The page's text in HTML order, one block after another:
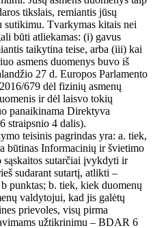
tikslais, remiantis jūsų
Tvarkymas kitais nei
būti atliekamas: (i) gavus
taikytina teise, arba (iii) kai
asmens duomenys buvo iš
27 d. Europos Parlamento
679 dėl fizinių asmenų
ir dėl laisvo tokių
panaikinama Direktyva
straipsnio 4 dalis).
teisinis pagrindas yra: a. tiek,
būtinas Informacinių ir švietimo
sąskaitos sutarčiai įvykdyti ir
sudarant sutartį, atlikti –
punktas; b. tiek, kiek duomenų
valdytojui, kad jis galėtų
prievoles, visų pirma
užtikrinimu – BDAR 6